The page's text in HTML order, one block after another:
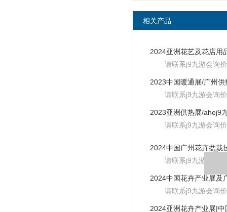
相关产品
请联系j9九游会询价
请联系j9九游会询价
请联系j9九游会询价
请联系j9九游会询价
请联系j9九游会询价